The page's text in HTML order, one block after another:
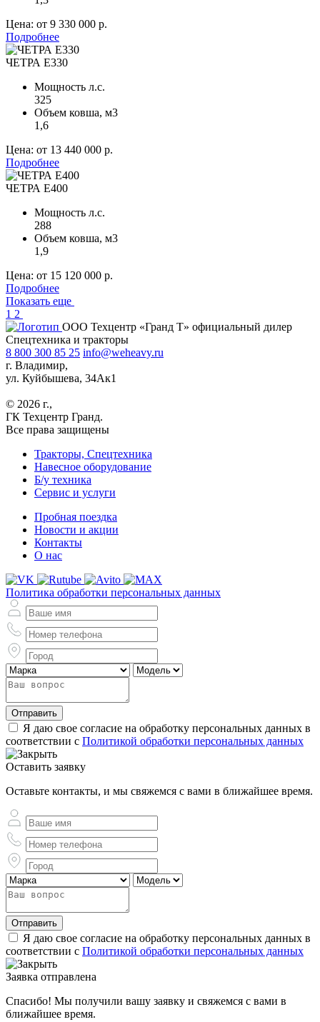
Цена: от 9 330 000 р.
Подробнее
ЧЕТРА Е330
Мощность л.с.
325
Объем ковша, м3
1,6
Цена: от 13 440 000 р.
Подробнее
ЧЕТРА Е400
Мощность л.с.
288
Объем ковша, м3
1,9
Цена: от 15 120 000 р.
Подробнее
Показать еще
1 2
ООО Техцентр «Гранд Т» официальный дилер
Спецтехника и тракторы
8 800 300 85 25 info@weheavy.ru
г. Владимир,
ул. Куйбышева, 34Ак1
© 2026 г.,
ГК Техцентр Гранд.
Все права защищены
Тракторы, Спецтехника
Навесное оборудование
Б/у техника
Сервис и услуги
Пробная поездка
Новости и акции
Контакты
О нас
Политика обработки персональных данных
Отправить
Я даю свое согласие на обработку персональных данных в
соответствии с Политикой обработки персональных данных
Оставить заявку
Оставьте контакты, и мы свяжемся с вами в ближайшее время.
Отправить
Я даю свое согласие на обработку персональных данных в
соответствии с Политикой обработки персональных данных
Заявка отправлена
Спасибо! Мы получили вашу заявку и свяжемся с вами в
ближайшее время.